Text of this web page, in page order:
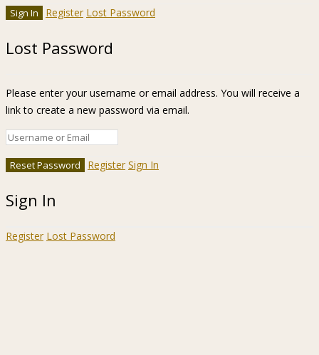
Register Lost Password
Lost Password
Please enter your username or email address. You will receive a
link to create a new password via email.
Register Sign In
Sign In
Register Lost Password